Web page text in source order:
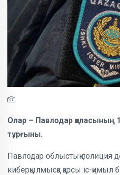
Олар – Павлодар
тұрғыны.
Павлодар облыстық полиция
киберқылмысқа қарсы іс-қимыл